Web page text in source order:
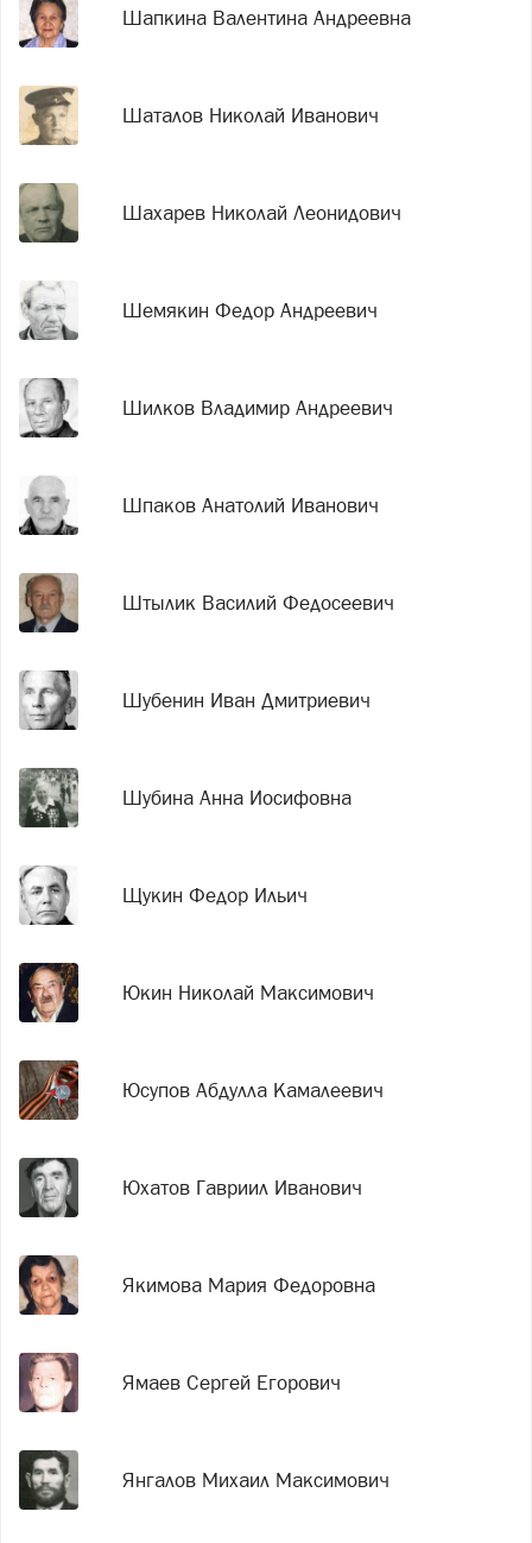
Шапкина Валентина Андреевна
Шаталов Николай Иванович
Шахарев Николай Леонидович
Шемякин Федор Андреевич
Шилков Владимир Андреевич
Шпаков Анатолий Иванович
Штылик Василий Федосеевич
Шубенин Иван Дмитриевич
Шубина Анна Иосифовна
Щукин Федор Ильич
Юкин Николай Максимович
Юсупов Абдулла Камалеевич
Юхатов Гавриил Иванович
Якимова Мария Федоровна
Ямаев Сергей Егорович
Янгалов Михаил Максимович